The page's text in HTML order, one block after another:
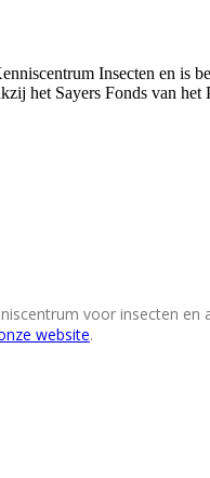
Insecten en is
het Sayers Fonds van
voor insecten
website.